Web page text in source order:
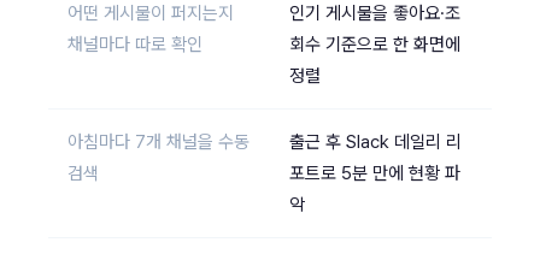
어떤 게시물이 퍼지는지
채널마다 따로 확인
인기 게시물을 좋아요·조
회수 기준으로 한 화면에
정렬
아침마다 7개 채널을 수동
검색
출근 후 Slack 데일리 리
포트로 5분 만에 현황 파
악